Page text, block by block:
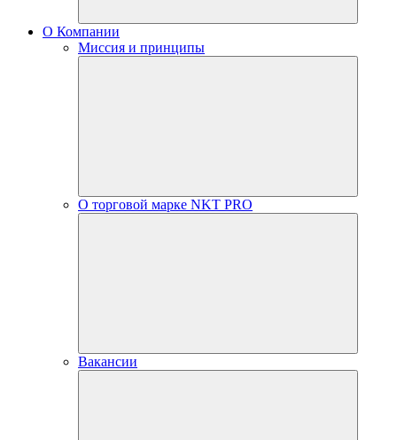
О Компании
Миссия и принципы
О торговой марке NKT PRO
Вакансии